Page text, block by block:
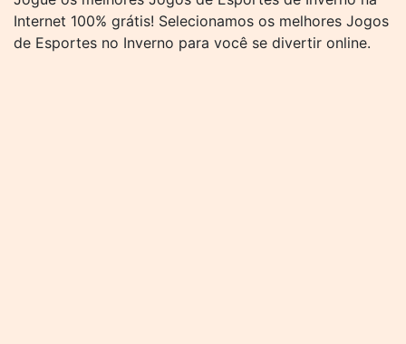
Internet 100% grátis! Selecionamos os melhores Jogos
de Esportes no Inverno para você se divertir online.